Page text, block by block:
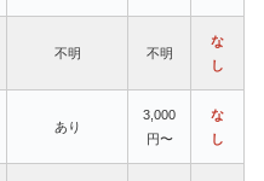
不明 不明
な
し
あり
3,000
円〜
な
し